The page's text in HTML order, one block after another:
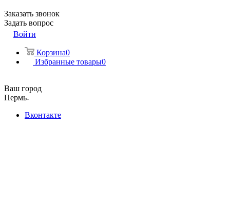
Заказать звонок
Задать вопрос
Войти
Корзина0
Избранные товары0
Ваш город
Пермь
Вконтакте